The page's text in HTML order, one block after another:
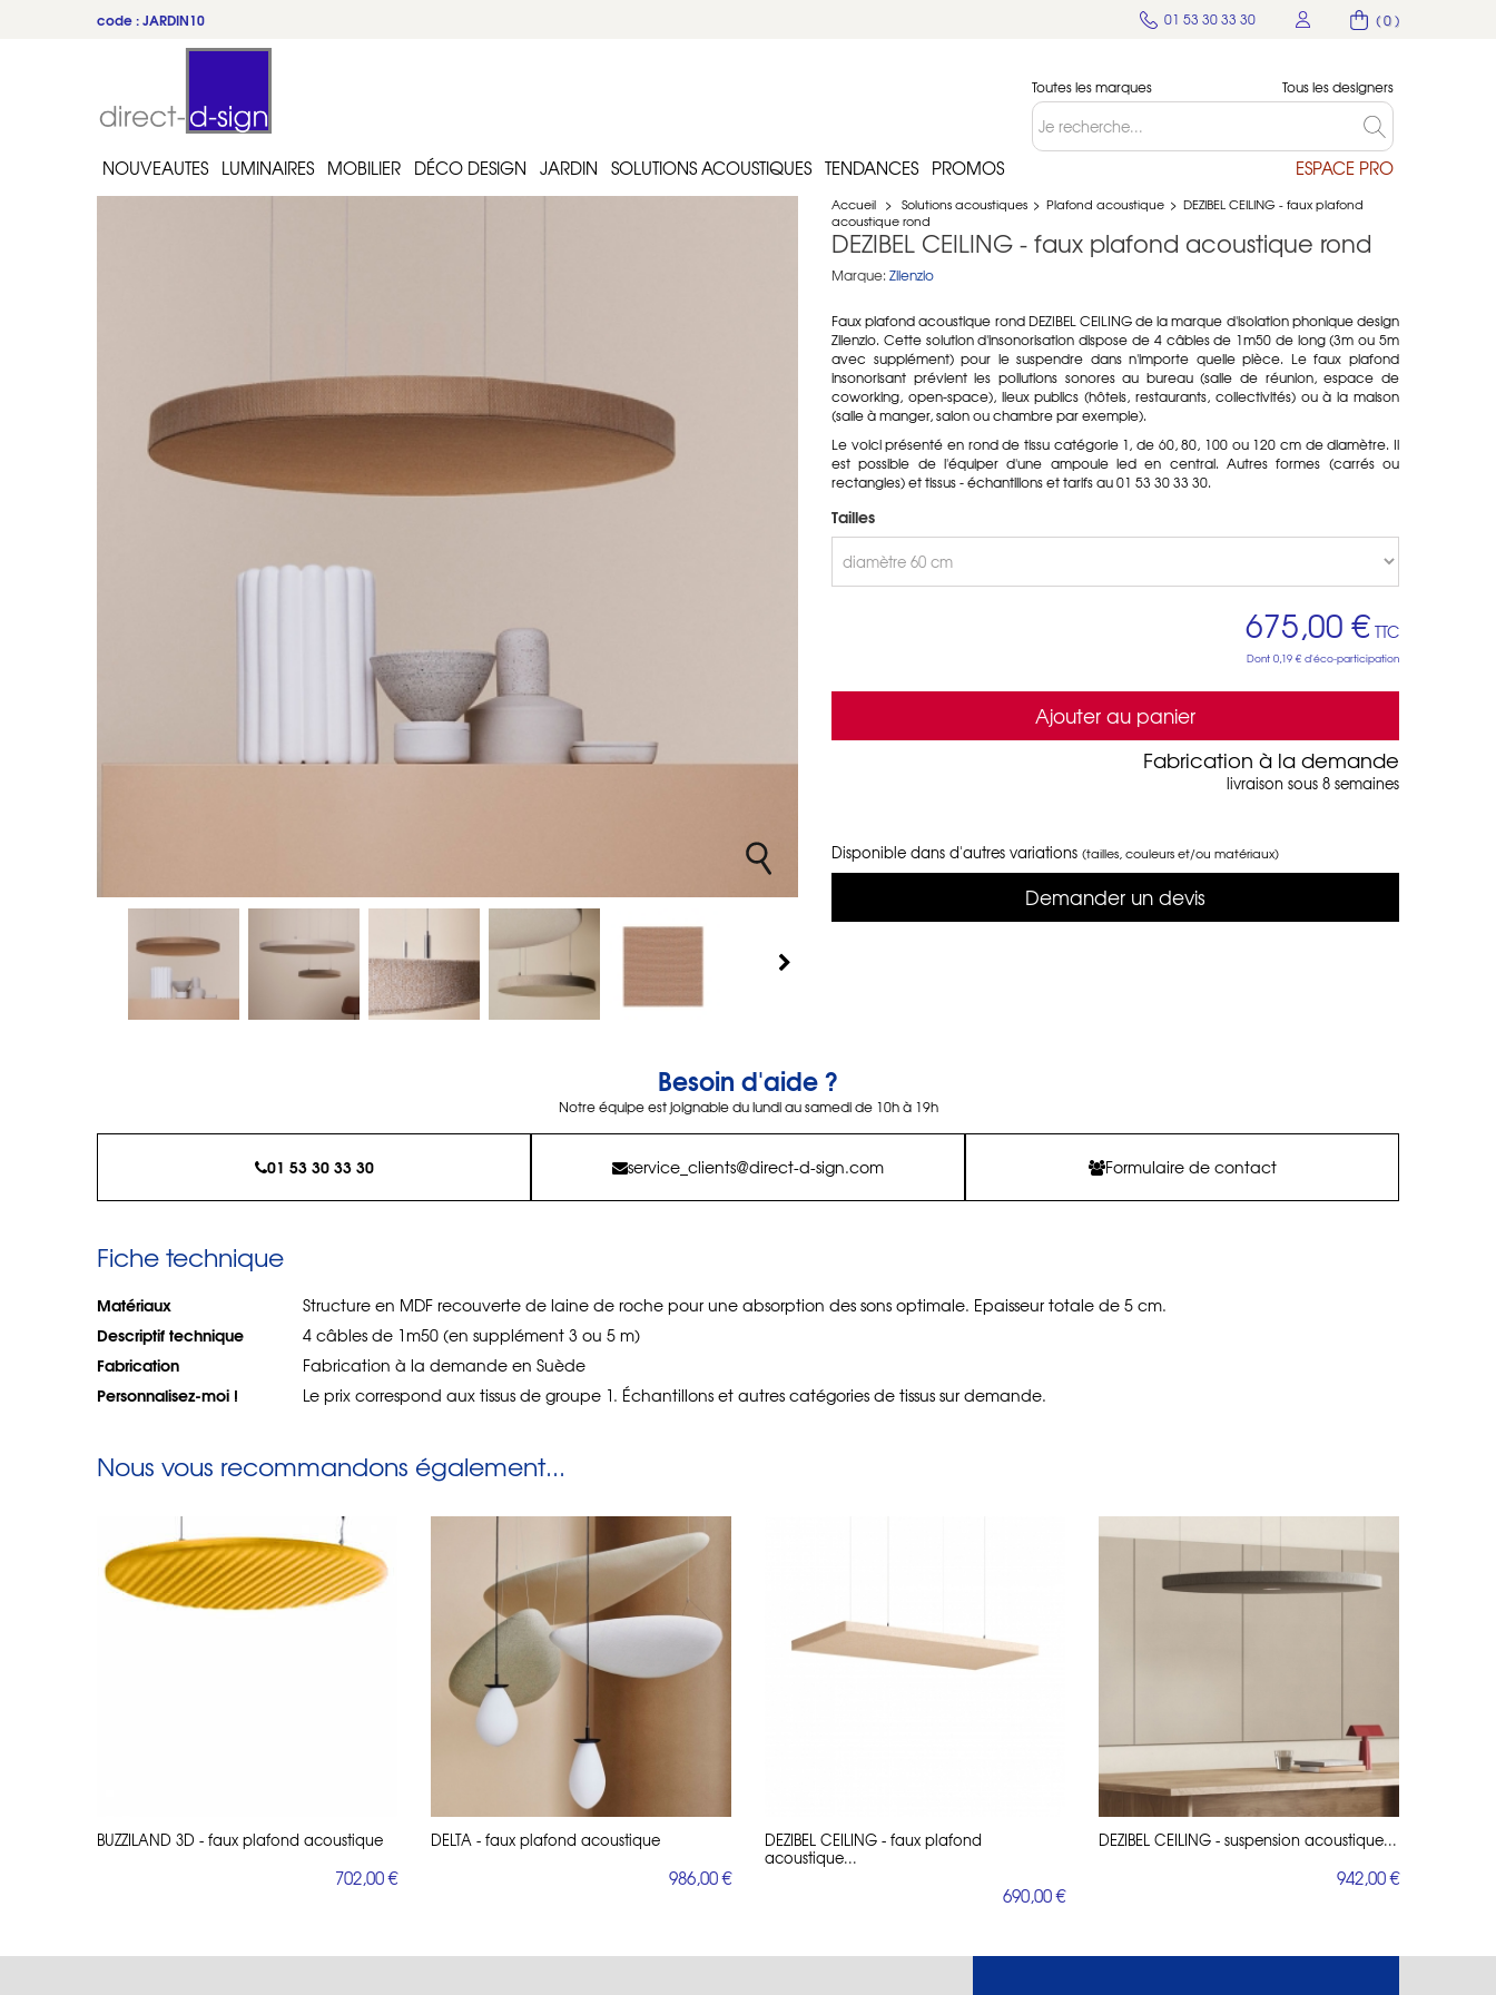
( 0 )
01 53 30 33 30
code : JARDIN10
Toutes les marques Tous les designers
NOUVEAUTES LUMINAIRES MOBILIER DÉCO DESIGN JARDIN SOLUTIONS ACOUSTIQUES TENDANCES PROMOS ESPACE PRO
Accueil > Solutions acoustiques > Plafond acoustique > DEZIBEL CEILING - faux plafond
acoustique rond
DEZIBEL CEILING - faux plafond acoustique rond
Marque: Zilenzio
Faux plafond acoustique rond DEZIBEL CEILING de la marque d'isolation phonique design
Zilenzio. Cette solution d'insonorisation dispose de 4 câbles de 1m50 de long (3m ou 5m
avec supplément) pour le suspendre dans n'importe quelle pièce. Le faux plafond
insonorisant prévient les pollutions sonores au bureau (salle de réunion, espace de
coworking, open-space), lieux publics (hôtels, restaurants, collectivités) ou à la maison
(salle à manger, salon ou chambre par exemple).
Le voici présenté en rond de tissu catégorie 1, de 60, 80, 100 ou 120 cm de diamètre. Il
est possible de l'équiper d'une ampoule led en central. Autres formes (carrés ou
rectangles) et tissus - échantillons et tarifs au 01 53 30 33 30.
Tailles
675,00 € TTC
Dont 0,19 € d'éco-participation
Ajouter au panier
Fabrication à la demande
livraison sous 8 semaines
Disponible dans d'autres variations (tailles, couleurs et/ou matériaux)
Demander un devis
Besoin d'aide ?
Notre équipe est joignable du lundi au samedi de 10h à 19h
01 53 30 33 30 service_clients@direct-d-sign.com Formulaire de contact
Fiche technique
Matériaux Structure en MDF recouverte de laine de roche pour une absorption des sons optimale. Epaisseur totale de 5 cm.
Descriptif technique 4 câbles de 1m50 (en supplément 3 ou 5 m)
Fabrication Fabrication à la demande en Suède
Personnalisez-moi ! Le prix correspond aux tissus de groupe 1. Échantillons et autres catégories de tissus sur demande.
Nous vous recommandons également...
BUZZILAND 3D - faux plafond acoustique
702,00 €
DELTA - faux plafond acoustique
986,00 €
DEZIBEL CEILING - faux plafond
acoustique...
690,00 €
DEZIBEL CEILING - suspension acoustique...
942,00 €